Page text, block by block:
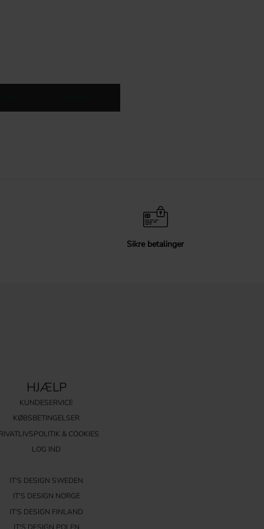
Sikre betalinger
HJÆLP
KUNDESERVICE
KØBSBETINGELSER
& COOKIES
LOG IND
IT'S DESIGN SWEDEN
IT'S DESIGN NORGE
IT'S DESIGN FINLAND